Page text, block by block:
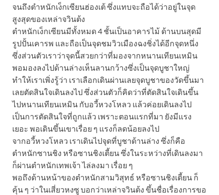
จนถึงตำหนักเง็กเซียนฮ่องเต้ ซึ่งแทบจะถือได้ว่าอยู่ในจุด
สูงสุดของเหล่าจวินต้ง
ตำหนักเง็กเซียนมีทั้งหมด 4 ชั้นเป็นอาคารไม้ ด้านบนสุดมี
รูปปั้นเคารพ และถือเป็นจุดชมวิวเมืองฉงชิ่งได้อีกจุดหนึ่ง
ซึ่งส่วนตัวเราว่าจุดนี้สวยกว่าที่มองจากหนานเทียนเหมิน
พอมองลงไปด้านล่างเห็นลานกว้างซึ่งเป็นจุดบูชาใหญ่
ทำให้เราเพิ่งรู้ว่า เราเลือกเดินผ่านเลยจุดบูชาของวัดขึ้นมา
เลยตัดสินใจเดินลงไป ซึ่งส่วนตัวก็คิดว่าที่ตัดสินใจเดินขึ้น
ไปหนานเทียนเหมิน กับอวี้หวงโหลว แล้วค่อยเดินลงไป
เป็นการตัดสินใจที่ถูกแล้ว เพราะตอนแรกที่มา ยังมีแรง
เยอะ พอเดินขึ้นเขาเรื่อย ๆ แรงก็ลดน้อยลงไป
จากอวี้หวงโหลว เราเดินไปจุดที่บูชาด้านล่าง ซึ่งก็คือ
ตำหนักซานชิง หรือซานชิงเตี้ยน ซึ่งในระหว่างที่เดินลงมา
ก็ผ่านตำหนักเทพเจ้า ไล่ลงมา เรื่อย ๆ
พอถึงด้านหน้าของตำหนักสามวิสุทธ์ หรือซานชิงเตี้ยน ก็
คุ้น ๆ ว่าในเสี่ยวหงซู บอกว่าเหล่าจวินต้ง ขึ้นชื่อเรื่องการขอ